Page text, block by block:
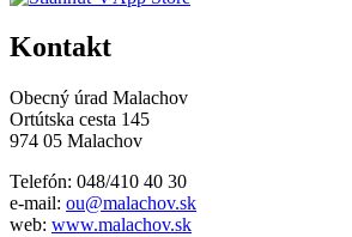
Kontakt
Obecný úrad Malachov
Ortútska cesta 145
974 05 Malachov
Telefón: 048/410 40 30
e-mail: ou@malachov.sk
web: www.malachov.sk